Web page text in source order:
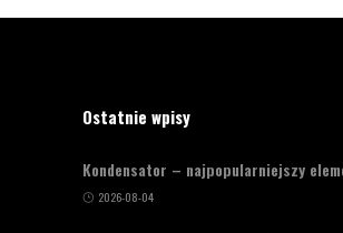
Ostatnie wpisy
Kondensator – najpopularniejszy
2026-08-04